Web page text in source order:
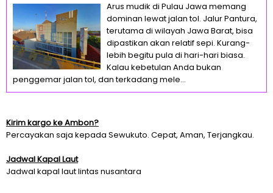
Arus mudik di Pulau Jawa memang
dominan lewat jalan tol. Jalur Pantura,
terutama di wilayah Jawa Barat, bisa
dipastikan akan relatif sepi. Kurang-
lebih begitu pula di hari-hari biasa.
Kalau kebetulan Anda bukan
penggemar jalan tol, dan terkadang mele...
Kirim kargo ke Ambon?
Percayakan saja kepada Sewukuto. Cepat, Aman, Terjangkau.
Jadwal Kapal Laut
Jadwal kapal laut lintas nusantara